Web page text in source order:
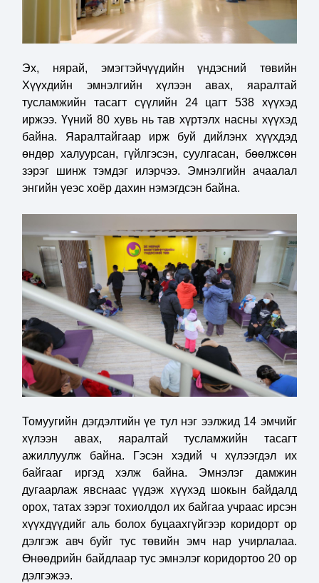
Эх, нярай, эмэгтэйчүүдийн үндэсний төвийн
Хүүхдийн эмнэлгийн хүлээн авах, яаралтай
тусламжийн тасагт сүүлийн 24 цагт 538 хүүхэд
иржээ. Үүний 80 хувь нь тав хүртэлх насны хүүхэд
байна. Яаралтайгаар ирж буй дийлэнх хүүхдэд
өндөр халуурсан, гүйлгэсэн, суулгасан, бөөлжсөн
зэрэг шинж тэмдэг илэрчээ. Эмнэлгийн ачаалал
энгийн үеэс хоёр дахин нэмэгдсэн байна.
Томуугийн дэгдэлтийн үе тул нэг ээлжид 14 эмчийг
хүлээн авах, яаралтай тусламжийн тасагт
ажиллуулж байна. Гэсэн хэдий ч хүлээгдэл их
байгааг иргэд хэлж байна. Эмнэлэг дамжин
дугаарлаж явснаас үүдэж хүүхэд шокын байдалд
орох, татах зэрэг тохиолдол их байгаа учраас ирсэн
хүүхдүүдийг аль болох буцаахгүйгээр коридорт ор
дэлгэж авч буйг тус төвийн эмч нар учирлалаа.
Өнөөдрийн байдлаар тус эмнэлэг коридортоо 20 ор
дэлгэжээ.